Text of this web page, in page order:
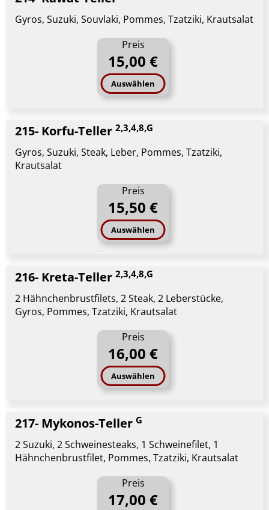
Gyros, Suzuki, Souvlaki, Pommes, Tzatziki, Krautsalat
Preis
15,00 €
Auswählen
215- Korfu-Teller 2,3,4,8,G
Gyros, Suzuki, Steak, Leber, Pommes, Tzatziki,
Krautsalat
Preis
15,50 €
Auswählen
216- Kreta-Teller 2,3,4,8,G
2 Hähnchenbrustfilets, 2 Steak, 2 Leberstücke,
Gyros, Pommes, Tzatziki, Krautsalat
Preis
16,00 €
Auswählen
217- Mykonos-Teller G
2 Suzuki, 2 Schweinesteaks, 1 Schweinefilet, 1
Hähnchenbrustfilet, Pommes, Tzatziki, Krautsalat
Preis
17,00 €